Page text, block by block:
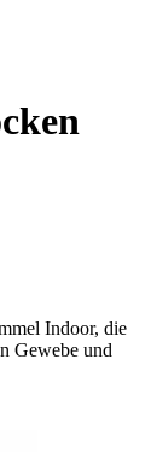
Indoor, die
Gewebe und